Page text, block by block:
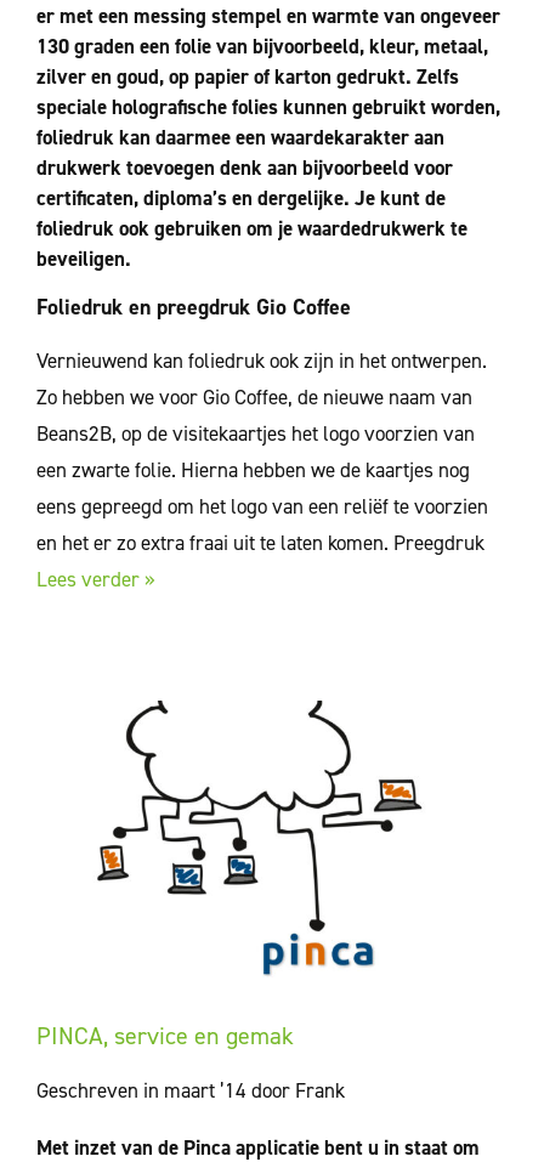
er met een messing stempel en warmte van ongeveer
130 graden een folie van bijvoorbeeld, kleur, metaal,
zilver en goud, op papier of karton gedrukt. Zelfs
speciale holografische folies kunnen gebruikt worden,
foliedruk kan daarmee een waardekarakter aan
drukwerk toevoegen denk aan bijvoorbeeld voor
certificaten, diploma’s en dergelijke. Je kunt de
foliedruk ook gebruiken om je waardedrukwerk te
beveiligen.
Foliedruk en preegdruk Gio Coffee
Vernieuwend kan foliedruk ook zijn in het ontwerpen.
Zo hebben we voor Gio Coffee, de nieuwe naam van
Beans2B, op de visitekaartjes het logo voorzien van
een zwarte folie. Hierna hebben we de kaartjes nog
eens gepreegd om het logo van een reliëf te voorzien
en het er zo extra fraai uit te laten komen. Preegdruk
Lees verder »
PINCA, service en gemak
Geschreven in maart ’14 door Frank
Met inzet van de Pinca applicatie bent u in staat om